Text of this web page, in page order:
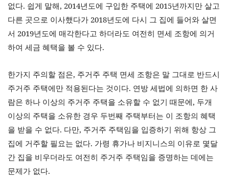
없다. 쉽게 말해, 2014년도에 구입한 주택에 2015년까지만 살고
다른 곳으로 이사했다가 2018년도에 다시 그 집에 들어와 살면
서 2019년도에 매각한다고 하더라도 여전히 면세 조항에 의거
하여 세금 혜택을 볼 수 있다.
한가지 주의할 점은, 주거주 주택 면세 조항은 말 그대로 반드시
주거주 주택에만 적용된다는 것이다. 연방 세법에 의하면 한 사
람은 하나 이상의 주거주 주택을 소유할 수 없기 때문에, 두개
이상의 주택을 소유한 경우 두번째 주택부터는 이 조항의 혜택
을 받을 수 없다. 다만, 주거주 주택임을 입증하기 위해 항상 그
집에 거주할 필요는 없다. 가령 휴가나 비지니스의 이유로 몇달
간 집을 비우더라도 여전히 주거주 주택임을 증명하는 데에는
문제가 없다.